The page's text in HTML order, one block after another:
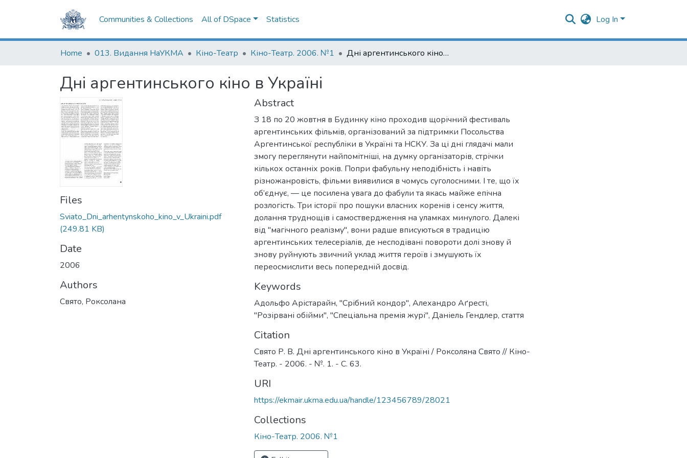
Communities & Collections All of DSpace Statistics Log In
Home 013. Видання НаУКМА Кіно-Театр Кіно-Театр. 2006. №1 Дні аргентинського кіно в Україні
Дні аргентинського кіно в Україні
Files
Sviato_Dni_arhentynskoho_kino_v_Ukraini.pdf
(249.81 KB)
Date
2006
Authors
Свято, Роксолана
Abstract
З 18 по 20 жовтня в Будинку кіно проходив щорічний фестиваль
аргентинських фільмів, організований за підтримки Посольства
Аргентинської республіки в Україні та НСКУ. За ці дні глядачі мали
змогу переглянути найпомітніші, на думку організаторів, стрічки
кількох останніх років. Попри фабульну неподібність і навіть
різножанровість, фільми виявилися в чомусь суголосними. І те, що їх
об’єднує, — це посилена увага до фабули та якась майже епічна
розлогість. Три історії про пошуки власних коренів і сенсу життя,
долання труднощів і самоствердження на уламках минулого. Далекі
від "магічного реалізму", вони радше вписуються в традицію
аргентинських телесеріалів, де несподівані повороти долі знову й
знову руйнують звичний уклад життя героїв і змушують їх
переосмислити весь попередній досвід.
Keywords
Адольфо Арістарайн, "Срібний кондор", Алехандро Аґресті,
"Розірвані обійми", "Спеціальна премія журі", Даніель Гендлер, стаття
Citation
Свято Р. В. Дні аргентинського кіно в Україні / Роксоляна Свято // Кіно-
Театр. - 2006. - №. 1. - С. 63.
URI
https://ekmair.ukma.edu.ua/handle/123456789/28021
Collections
Кіно-Театр. 2006. №1